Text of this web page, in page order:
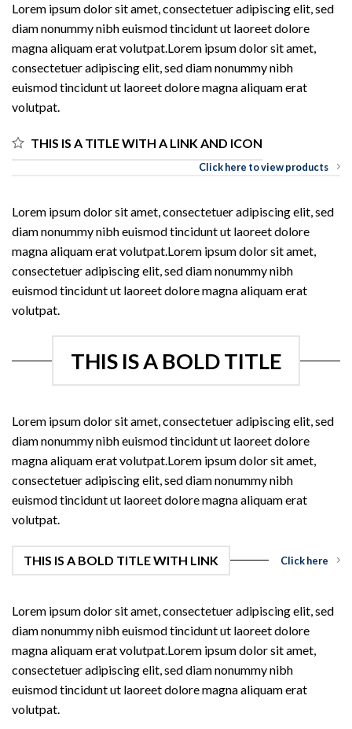
Lorem ipsum dolor sit amet, consectetuer adipiscing elit, sed
diam nonummy nibh euismod tincidunt ut laoreet dolore
magna aliquam erat volutpat.Lorem ipsum dolor sit amet,
consectetuer adipiscing elit, sed diam nonummy nibh
euismod tincidunt ut laoreet dolore magna aliquam erat
volutpat.
THIS IS A TITLE WITH A LINK AND ICON
Click here to view products
Lorem ipsum dolor sit amet, consectetuer adipiscing elit, sed
diam nonummy nibh euismod tincidunt ut laoreet dolore
magna aliquam erat volutpat.Lorem ipsum dolor sit amet,
consectetuer adipiscing elit, sed diam nonummy nibh
euismod tincidunt ut laoreet dolore magna aliquam erat
volutpat.
THIS IS A BOLD TITLE
Lorem ipsum dolor sit amet, consectetuer adipiscing elit, sed
diam nonummy nibh euismod tincidunt ut laoreet dolore
magna aliquam erat volutpat.Lorem ipsum dolor sit amet,
consectetuer adipiscing elit, sed diam nonummy nibh
euismod tincidunt ut laoreet dolore magna aliquam erat
volutpat.
THIS IS A BOLD TITLE WITH LINK Click here
Lorem ipsum dolor sit amet, consectetuer adipiscing elit, sed
diam nonummy nibh euismod tincidunt ut laoreet dolore
magna aliquam erat volutpat.Lorem ipsum dolor sit amet,
consectetuer adipiscing elit, sed diam nonummy nibh
euismod tincidunt ut laoreet dolore magna aliquam erat
volutpat.